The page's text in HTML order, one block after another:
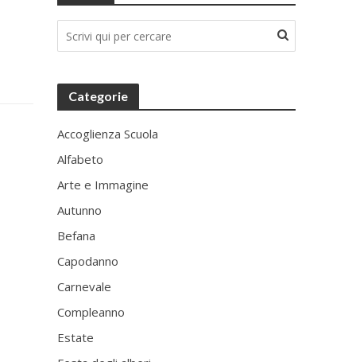
Categorie
Accoglienza Scuola
Alfabeto
Arte e Immagine
Autunno
Befana
Capodanno
Carnevale
Compleanno
Estate